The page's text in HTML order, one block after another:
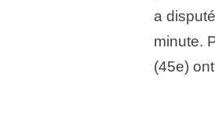
a
minute.
(45e)